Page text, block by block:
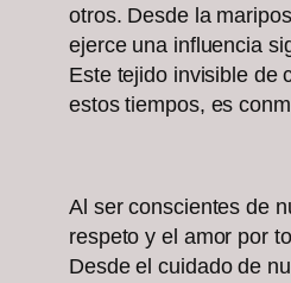
otros. Desde la
ejerce una influencia
Este tejido invisible de
estos tiempos, es
Al ser conscientes de
respeto y el amor por
Desde el cuidado de